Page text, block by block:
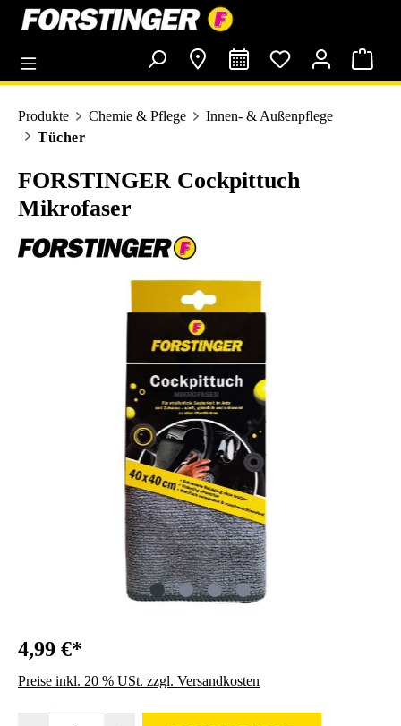
springen
Produkte Chemie & Pflege
Innen- & Außenpflege
Tücher
FORSTINGER Cockpittuch
Mikrofaser
Bildergalerie überspringen
4,99 €*
Preise inkl. 20 % USt. zzgl. Versandkosten